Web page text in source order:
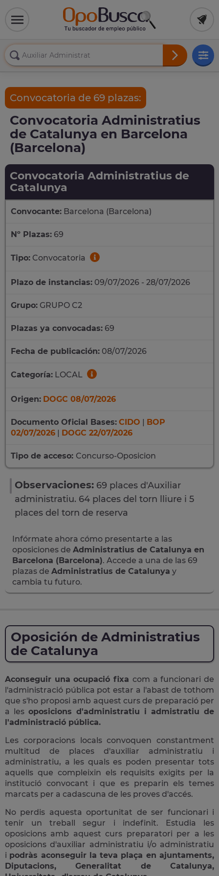
Convocatoria de 69 plazas:
Convocatoria Administratius
de Catalunya en Barcelona
(Barcelona)
Convocatoria Administratius de
Catalunya
Convocante: Barcelona (Barcelona)
Nº Plazas: 69
Tipo: Convocatoria
Plazo de instancias: 09/07/2026 - 28/07/2026
Grupo: GRUPO C2
Plazas ya convocadas: 69
Fecha de publicación: 08/07/2026
Categoría: LOCAL
Origen: DOGC 08/07/2026
Documento Oficial Bases: CIDO | BOP
02/07/2026 | DOGC 22/07/2026
Tipo de acceso: Concurso-Oposicion
Observaciones: 69 places d'Auxiliar
administratiu. 64 places del torn lliure i 5
places del torn de reserva
Infórmate ahora cómo presentarte a las
oposiciones de Administratius de Catalunya en
Barcelona (Barcelona). Accede a una de las 69
plazas de Administratius de Catalunya y
cambia tu futuro.
Oposición de Administratius
de Catalunya
Aconseguir una ocupació fixa com a funcionari de
l'administració pública pot estar a l'abast de tothom
que s'ho proposi amb aquest curs de preparació per
a les oposicions d'administratiu i admistratiu de
l'administració pública.
Les corporacions locals convoquen constantment
multitud de places d'auxiliar administratiu i
administratiu, a les quals es poden presentar tots
aquells que compleixin els requisits exigits per la
institució convocant i que es preparin els temes
marcats per a cadascuna de les proves d'accés.
No perdis aquesta oportunitat de ser funcionari i
tenir un treball segur i indefinit. Estudia les
oposicions amb aquest curs preparatori per a les
oposicions d'auxiliar administratiu i/o administratiu
i podràs aconseguir la teva plaça en ajuntaments,
Diputacions, Generalitat de Catalunya,